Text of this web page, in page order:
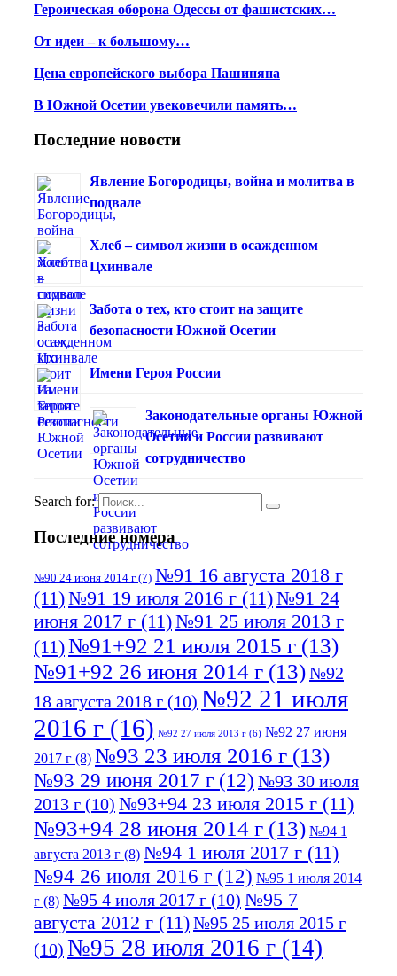
Героическая оборона Одессы от фашистских…
От идеи – к большому…
Цена европейского выбора Пашиняна
В Южной Осетии увековечили память…
Последние новости
Явление Богородицы, война и молитва в
подвале
Хлеб – символ жизни в осажденном
Цхинвале
Забота о тех, кто стоит на защите
безопасности Южной Осетии
Имени Героя России
Законодательные органы Южной
Осетии и России развивают
сотрудничество
Search for:
Последние номера
№90 24 июня 2014 г (7) №91 16 августа 2018 г
(11)№91 19 июля 2016 г (11)№91 24
июня 2017 г (11)№91 25 июля 2013 г
(11)№91+92 21 июля 2015 г (13)
№91+92 26 июня 2014 г (13)№92
18 августа 2018 г (10) №92 21 июля
2016 г (16) №92 27 июля 2013 г (6) №92 27 июня
2017 г (8) №93 23 июля 2016 г (13)
№93 29 июня 2017 г (12) №93 30 июля
2013 г (10) №93+94 23 июля 2015 г (11)
№93+94 28 июня 2014 г (13) №94 1
августа 2013 г (8) №94 1 июля 2017 г (11)
№94 26 июля 2016 г (12) №95 1 июля 2014
г (8) №95 4 июля 2017 г (10) №95 7
августа 2012 г (11)№95 25 июля 2015 г
(10) №95 28 июля 2016 г (14)